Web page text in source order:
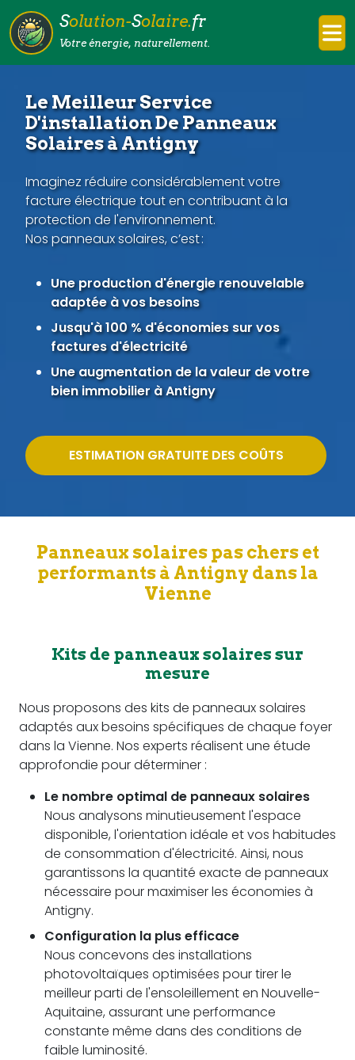
Solution-Solaire.fr
Votre énergie, naturellement.
Le Meilleur Service
D'installation De Panneaux
Solaires à Antigny
Imaginez réduire considérablement votre
facture électrique tout en contribuant à la
protection de l'environnement.
Nos panneaux solaires, c’est :
Une production d'énergie renouvelable
adaptée à vos besoins
Jusqu'à 100 % d'économies sur vos
factures d'électricité
Une augmentation de la valeur de votre
bien immobilier à Antigny
ESTIMATION GRATUITE DES COÛTS
Panneaux solaires pas chers et
performants à Antigny dans la
Vienne
Kits de panneaux solaires sur
mesure
Nous proposons des kits de panneaux solaires
adaptés aux besoins spécifiques de chaque foyer
dans la Vienne. Nos experts réalisent une étude
approfondie pour déterminer :
Le nombre optimal de panneaux solaires
Nous analysons minutieusement l'espace
disponible, l'orientation idéale et vos habitudes
de consommation d'électricité. Ainsi, nous
garantissons la quantité exacte de panneaux
nécessaire pour maximiser les économies à
Antigny.
Configuration la plus efficace
Nous concevons des installations
photovoltaïques optimisées pour tirer le
meilleur parti de l'ensoleillement en Nouvelle-
Aquitaine, assurant une performance
constante même dans des conditions de
faible luminosité.